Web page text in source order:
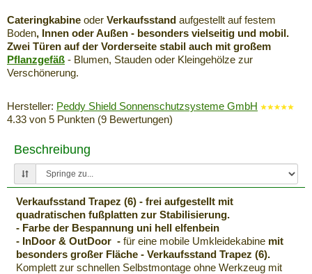
Cateringkabine oder Verkaufsstand aufgestellt auf festem
Boden, Innen oder Außen - besonders vielseitig und mobil.
Zwei Türen auf der Vorderseite stabil auch mit großem
Pflanzgefäß - Blumen, Stauden oder Kleingehölze zur
Verschönerung.
Hersteller: Peddy Shield Sonnenschutzsysteme GmbH
4.33 von 5 Punkten (9 Bewertungen)
Beschreibung
Verkaufsstand Trapez (6) - frei aufgestellt mit
quadratischen fußplatten zur Stabilisierung.
- Farbe der Bespannung uni hell elfenbein
- InDoor & OutDoor - für eine mobile Umkleidekabine mit
besonders großer Fläche - Verkaufsstand Trapez (6).
Komplett zur schnellen Selbstmontage ohne Werkzeug mit